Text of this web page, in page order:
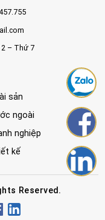
– Thứ 7
sản
ngoài
nghiệp
kế
Reserved.